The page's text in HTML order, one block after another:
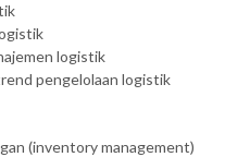
logistik
pengelolaan logistik
(inventory management)